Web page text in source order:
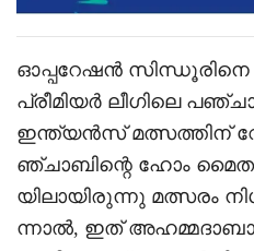
ഓപ്പറേഷൻ
പ്രീമിയർ ലീഗിലെ
ഇന്ത്യൻസ് മത്സത്തിന്
ഞ്ചാബിന്റെ ഹോം
യിലായിരുന്നു മത്സരം
ന്നാൽ, ഇത്